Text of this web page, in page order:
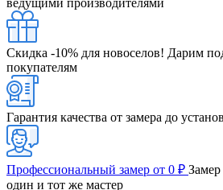
ведущими производителями
Скидка -10% для новоселов! Дарим
покупателям
Гарантия качества от замера до
Профессиональный замер от 0 ₽ Замер
один и тот же мастер